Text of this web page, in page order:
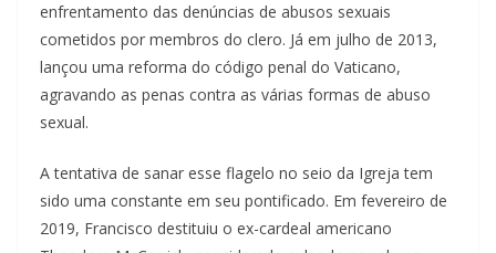
enfrentamento das denúncias de abusos sexuais
cometidos por membros do clero. Já em julho de 2013,
lançou uma reforma do código penal do Vaticano,
agravando as penas contra as várias formas de abuso
sexual.
A tentativa de sanar esse flagelo no seio da Igreja tem
sido uma constante em seu pontificado. Em fevereiro de
2019, Francisco destituiu o ex-cardeal americano